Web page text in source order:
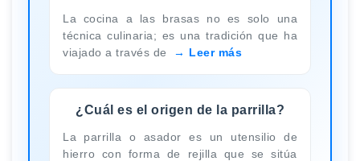
La cocina a las brasas no es solo una
técnica culinaria; es una tradición que ha
viajado a través de
Leer más
¿Cuál es el origen de la parrilla?
La parrilla o asador es un utensilio de
hierro con forma de rejilla que se sitúa